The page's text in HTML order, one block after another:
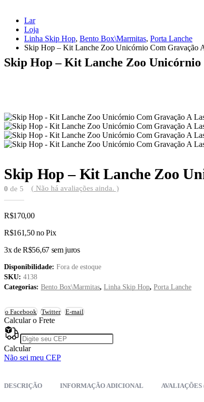
Lar
Loja
Linha Skip Hop, Bento Box\Marmitas, Porta Lanche
Skip Hop – Kit Lanche Zoo Unicórnio Com Gravação
Skip Hop – Kit Lanche Zoo
Skip Hop – Kit Lanche Zoo
0 de 5 ( Não há avaliações ainda. )
R$170,00
R$161,50 no Pix
3x deR$56,67 sem juros
Disponibilidade: Fora de estoque
SKU: 4138
Categorias: Bento Box\Marmitas, Linha Skip Hop, Porta Lanche
o Facebook Twitter E-mail
Calcular o Frete
Calcular
Não sei meu CEP
DESCRIÇÃO INFORMAÇÃO ADICIONAL AVALIAÇÕES